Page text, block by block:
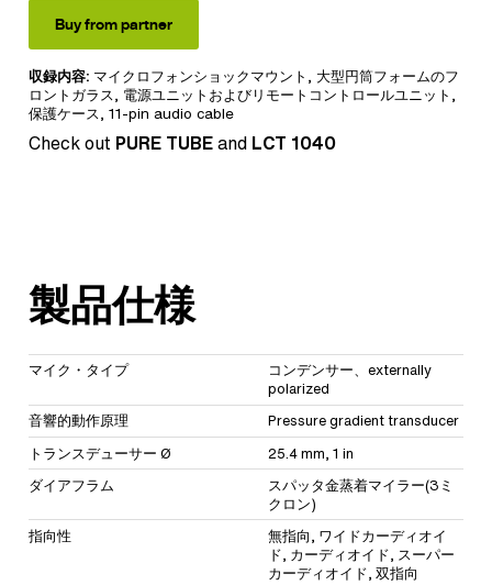
Check out PURE TUBEand LCT 1040
収録内容: マイクロフォンショックマウント , 大型円筒フォームのフ
ロントガラス, 電源ユニットおよびリモートコントロールユニット ,
保護ケース, 11-pin audio cable
Buy from partner
製品仕様
マイク・タイプ
コンデンサー、externally
polarized
音響的動作原理
Pressure gradient transducer
トランスデューサー Ø
25.4 mm, 1 in
ダイアフラム
スパッタ金蒸着マイラー(3ミ
クロン)
指向性
無指向, ワイドカーディオイ
ド, カーディオイド, スーパー
カーディオイド, 双指向